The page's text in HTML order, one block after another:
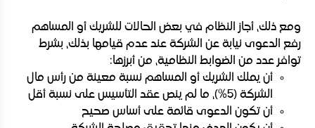
ومع ذلك، أجاز النظام في بعض الحالات للشريك أو المساهم
رفع الدعوى نيابة عن الشركة عند عدم قيامها بذلك، بشرط
توافر عدد من الضوابط النظامية، من أبرزها:
أن يملك الشريك أو المساهم نسبة معينة من رأس مال
الشركة (5%)، ما لم ينص عقد التأسيس على نسبة أقل
أن تكون الدعوى قائمة على أساس صحيح